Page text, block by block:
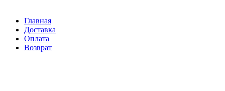
Главная
Доставка
Оплата
Возврат